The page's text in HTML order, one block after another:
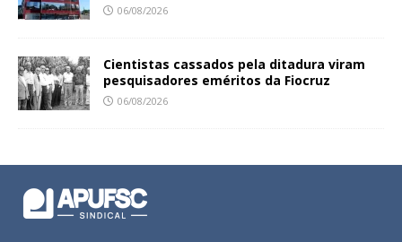
06/08/2026
Cientistas cassados pela ditadura viram
pesquisadores eméritos da Fiocruz
06/08/2026